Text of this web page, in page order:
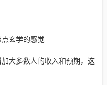
玄学的感觉
大多数人的收入和预期，这